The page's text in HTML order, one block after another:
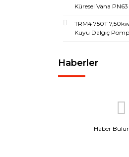
Küresel Vana PN63
TRM4 750T
Kuyu Dalgıç
Haberler
Haber